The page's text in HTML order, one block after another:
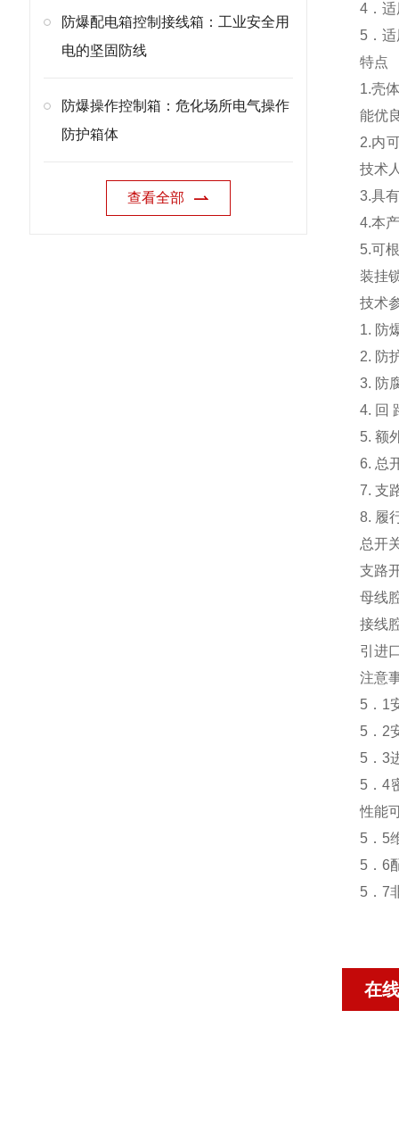
防爆配电箱控制接线箱：工业安全用
电的坚固防线
防爆操作控制箱：危化场所电气操作
防护箱体
查看全部
4．
5．
特点
1.壳
能优
2.内
技术
3.具
4.本
5.可
装挂
技术
1. 防
2. 防
3. 防
4. 回
5. 额
6. 总
7. 支
8. 履
总开
支路
母线
接线
引进
注意
5．1
5．2
5．3
5．4
性能
5．5
5．6
5．7
在